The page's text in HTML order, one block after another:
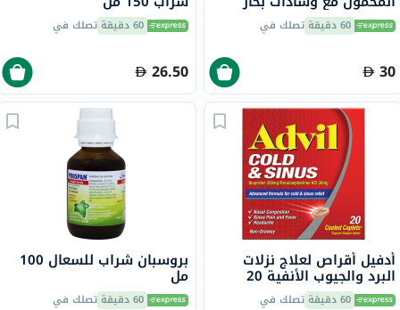
برائحة المنثول
60 دقيقة تصلك في
30
60 دقيقة تصلك في
26.50
أدفيل أقراص لعلاج نزلات
البرد والجيوب الأنفية 20
قرص 60 دقيقة تصلك في
بروسبان شراب للسعال 100
مل
60 دقيقة تصلك في